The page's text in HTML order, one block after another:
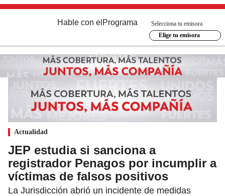
Hable con el Programa
Selecciona tu emisora
Elige tu emisora
Actualidad
JEP estudia si sanciona a
registrador Penagos por incumplir a
víctimas de falsos positivos
La Jurisdicción abrió un incidente de medidas